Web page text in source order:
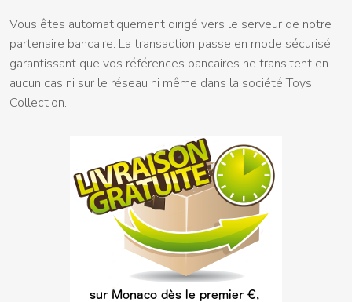
Vous êtes automatiquement dirigé vers le serveur de notre
partenaire bancaire. La transaction passe en mode sécurisé
garantissant que vos références bancaires ne transitent en
aucun cas ni sur le réseau ni même dans la société Toys
Collection.